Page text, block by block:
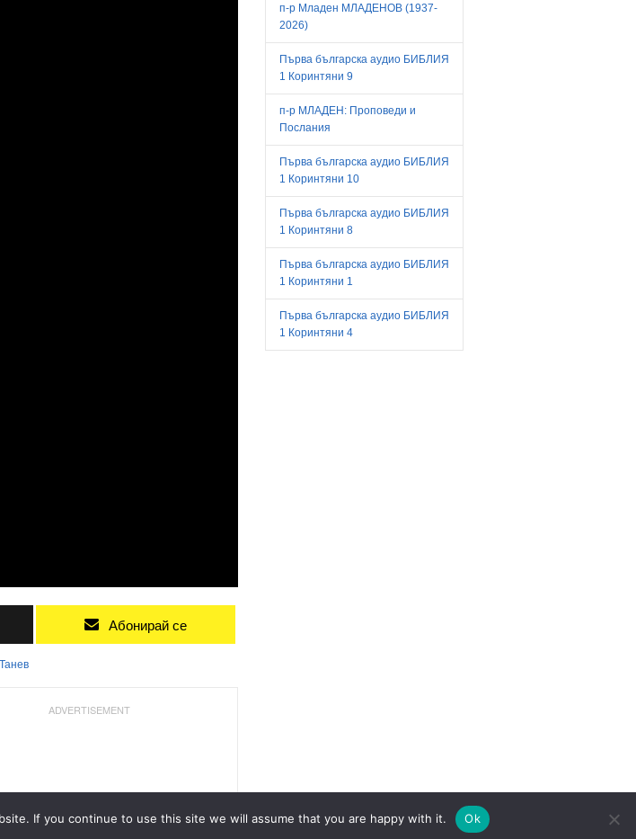
Абонирай се
Танев
ADVERTISEMENT
п-р Младен МЛАДЕНОВ (1937-
2026)
Първа българска аудио БИБЛИЯ
1 Коринтяни 9
п-р МЛАДЕН: Проповеди и
Послания
Първа българска аудио БИБЛИЯ
1 Коринтяни 10
Първа българска аудио БИБЛИЯ
1 Коринтяни 8
Първа българска аудио БИБЛИЯ
1 Коринтяни 1
Първа българска аудио БИБЛИЯ
1 Коринтяни 4
If you continue to use this site we will assume that you are happy with it. Ok